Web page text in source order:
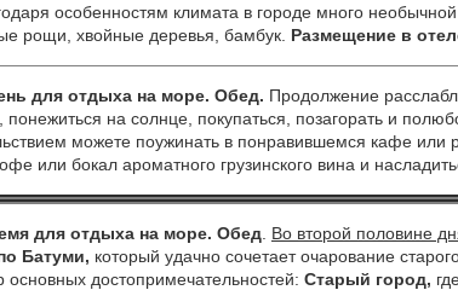
особенностям климата в городе много необычной
рощи, хвойные деревья, бамбук. Размещение в
для отдыха на море. Обед. Продолжение
понежиться на солнце, покупаться, позагорать и
можете поужинать в понравившемся кафе или
или бокал ароматного грузинского вина и
для отдыха на море. Обед Во второй половине
Батуми, который удачно сочетает очарование
основных достопримечательностей: Старый город,